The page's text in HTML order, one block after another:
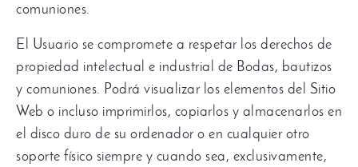
comuniones.
El Usuario se compromete a respetar los derechos de
propiedad intelectual e industrial de Bodas, bautizos
y comuniones. Podrá visualizar los elementos del Sitio
Web o incluso imprimirlos, copiarlos y almacenarlos en
el disco duro de su ordenador o en cualquier otro
soporte físico siempre y cuando sea, exclusivamente,